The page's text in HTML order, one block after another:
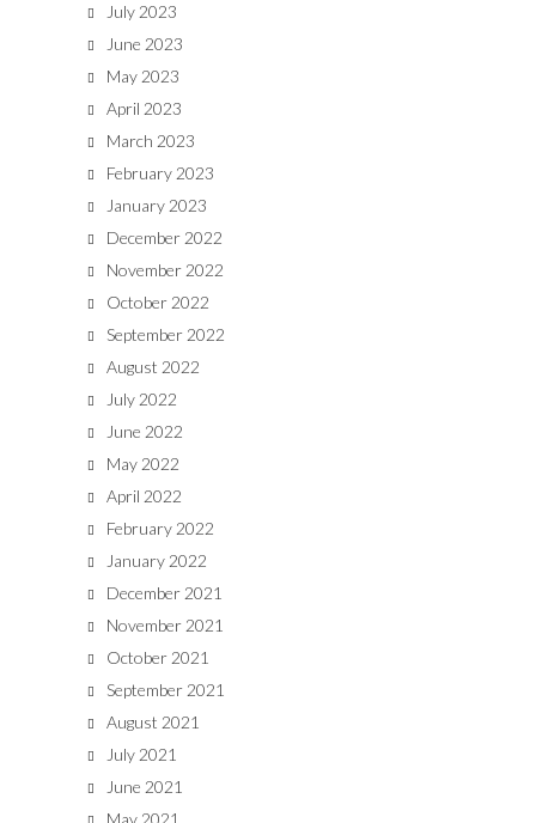
July 2023
June 2023
May 2023
April 2023
March 2023
February 2023
January 2023
December 2022
November 2022
October 2022
September 2022
August 2022
July 2022
June 2022
May 2022
April 2022
February 2022
January 2022
December 2021
November 2021
October 2021
September 2021
August 2021
July 2021
June 2021
May 2021